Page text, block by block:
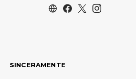
SINCERAMENTE